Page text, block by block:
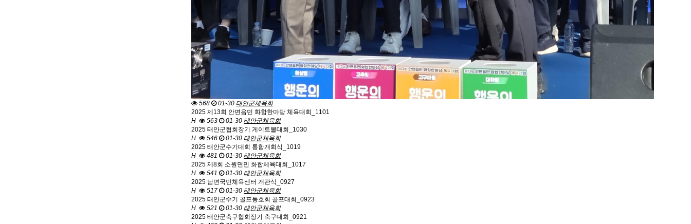
568 01-30 태안군체육회
2025 제13회 안면읍민 화합한마당 체육대회_1101
H
563 01-30 태안군체육회
2025 태안군협회장기 게이트볼대회_1030
H
546 01-30 태안군체육회
2025 태안군수기대회 통합개회식_1019
H
481 01-30 태안군체육회
2025 제8회 소원면민 화합체육대회_1017
H
541 01-30 태안군체육회
2025 남면국민체육센터 개관식_0927
H
517 01-30 태안군체육회
2025 태안군수기 골프동호회 골프대회_0923
H
521 01-30 태안군체육회
2025 태안군축구협회장기 축구대회_0921